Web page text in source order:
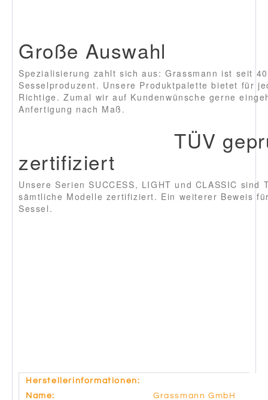
Große Auswahl
Spezialisierung zahlt sich aus: Grassmann ist seit
Sesselproduzent. Unsere Produktpalette bietet für
Richtige. Zumal wir auf Kundenwünsche gerne
Anfertigung nach Maß.
TÜV
zertifiziert
Unsere Serien SUCCESS, LIGHT und CLASSIC sind
sämtliche Modelle zertifiziert. Ein weiterer Beweis
Sessel.
Herstellerinformationen:
Name:
Grassmann GmbH